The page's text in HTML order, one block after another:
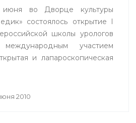
июня во Дворце культуры
состоялось открытие I
школы урологов
участием
и лапароскопическая
Российской Федерации.
2010